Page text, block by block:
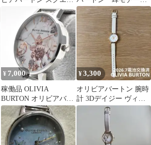
腕時計 ローズゴールド フ 腕時計
¥ 7,000
稼働品 OLIVIA
BURTON オリビアバー
トン レディース腕時計
フラワー
¥3,300
オリビアバートン 腕時
計 3Dデイジー ヴィー
ガンレザー 電池交換済